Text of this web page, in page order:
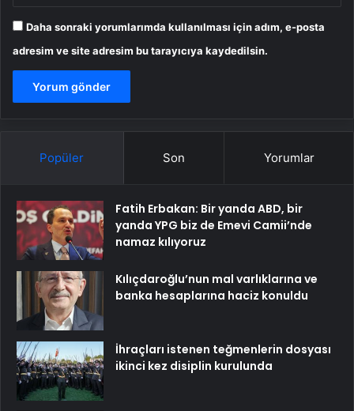
Daha sonraki yorumlarımda kullanılması için adım, e-posta
adresim ve site adresim bu tarayıcıya kaydedilsin.
Popüler Son Yorumlar
Fatih Erbakan: Bir yanda ABD, bir
yanda YPG biz de Emevi Camii’nde
namaz kılıyoruz
Kılıçdaroğlu’nun mal varlıklarına ve
banka hesaplarına haciz konuldu
İhraçları istenen teğmenlerin dosyası
ikinci kez disiplin kurulunda